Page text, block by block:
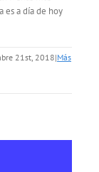
es a día de hoy
21st, 2018|Más